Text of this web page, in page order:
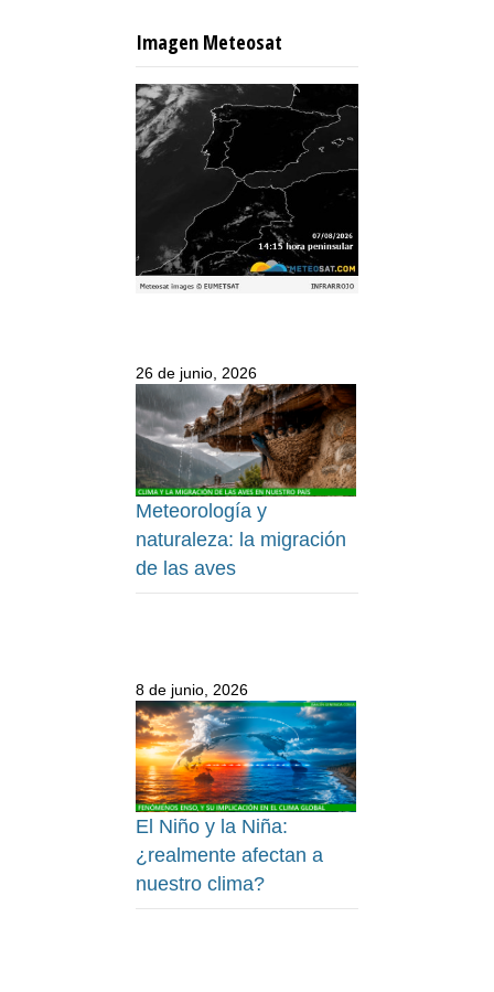
Imagen Meteosat
26 de junio, 2026
Meteorología y
naturaleza: la migración
de las aves
8 de junio, 2026
El Niño y la Niña:
¿realmente afectan a
nuestro clima?